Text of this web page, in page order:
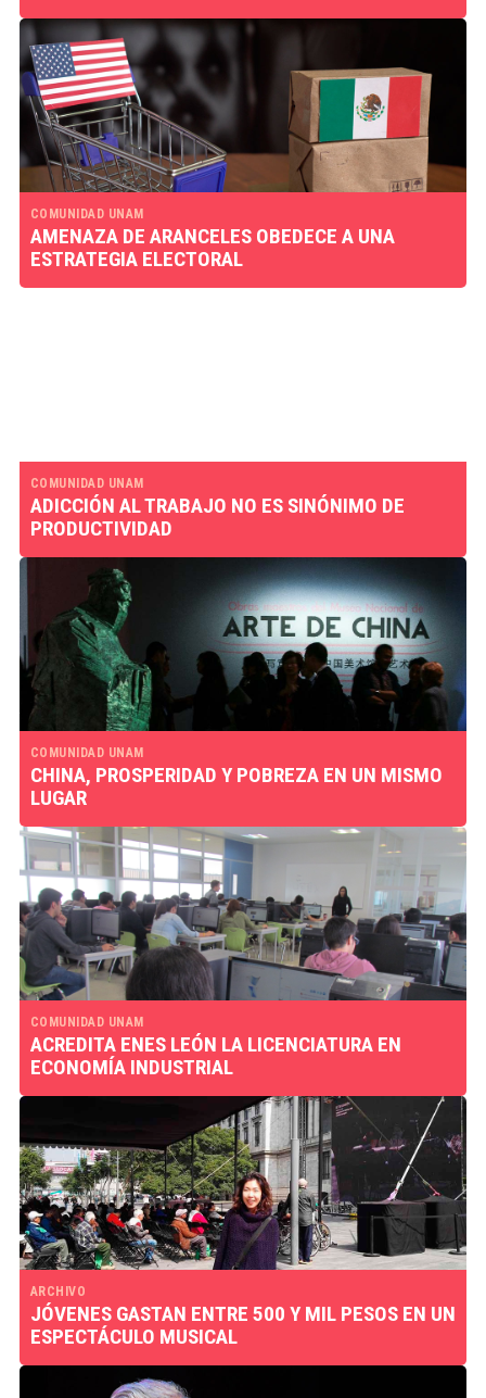
COMUNIDAD UNAM
AMENAZA DE ARANCELES OBEDECE A UNA
ESTRATEGIA ELECTORAL
COMUNIDAD UNAM
ADICCIÓN AL TRABAJO NO ES SINÓNIMO DE
PRODUCTIVIDAD
COMUNIDAD UNAM
CHINA, PROSPERIDAD Y POBREZA EN UN MISMO
LUGAR
COMUNIDAD UNAM
ACREDITA ENES LEÓN LA​ ​LICENCIATURA EN
ECONOMÍA INDUSTRIAL
ARCHIVO
JÓVENES GASTAN ENTRE 500 Y MIL PESOS EN UN
ESPECTÁCULO MUSICAL